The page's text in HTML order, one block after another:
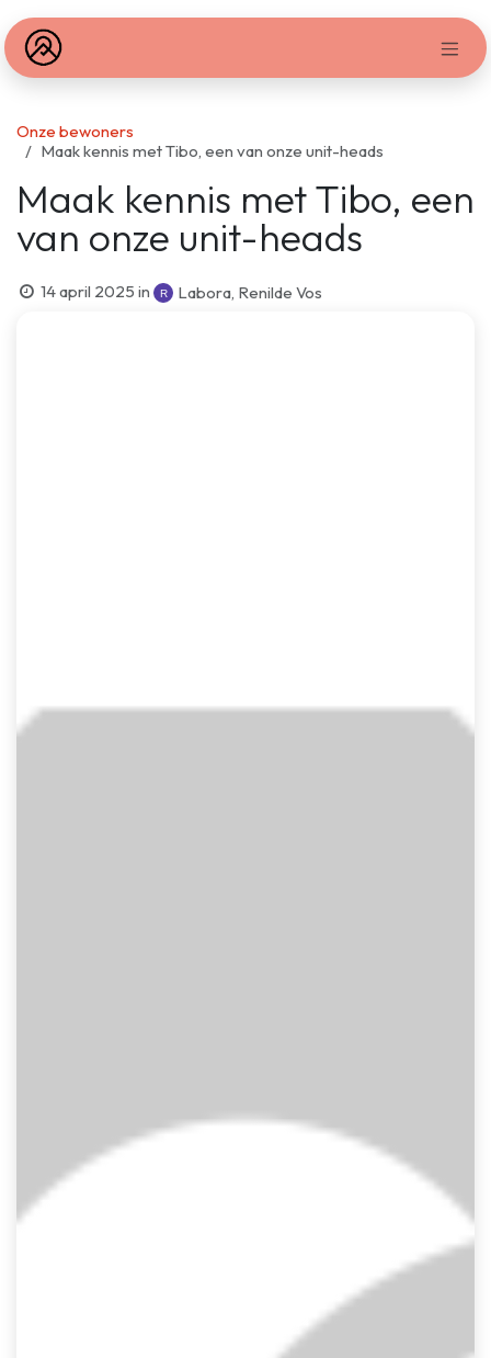
Onze bewoners
Maak kennis met Tibo, een van onze unit-heads
Maak kennis met Tibo, een
van onze unit-heads
14 april 2025 in Labora, Renilde Vos